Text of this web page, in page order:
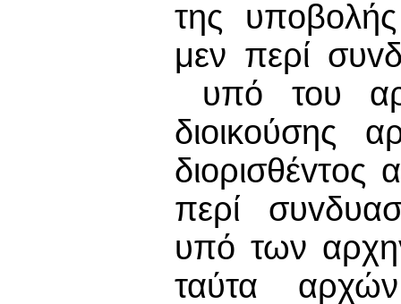
της
μεν περί
υπό του
διoικoύσης
περί
υπό των
ταύτα